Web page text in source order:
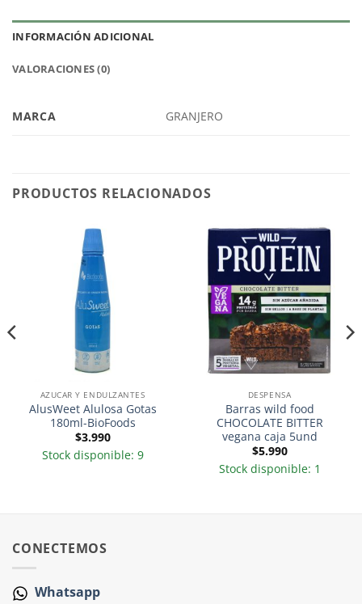
INFORMACIÓN ADICIONAL
VALORACIONES (0)
MARCA GRANJERO
PRODUCTOS RELACIONADOS
AZUCAR Y ENDULZANTES
AlusWeet Alulosa Gotas
180ml-BioFoods
$3.990
Stock disponible: 9
DESPENSA
Barras wild food
CHOCOLATE BITTER
vegana caja 5und
$5.990
Stock disponible: 1
CONECTEMOS
Whatsapp